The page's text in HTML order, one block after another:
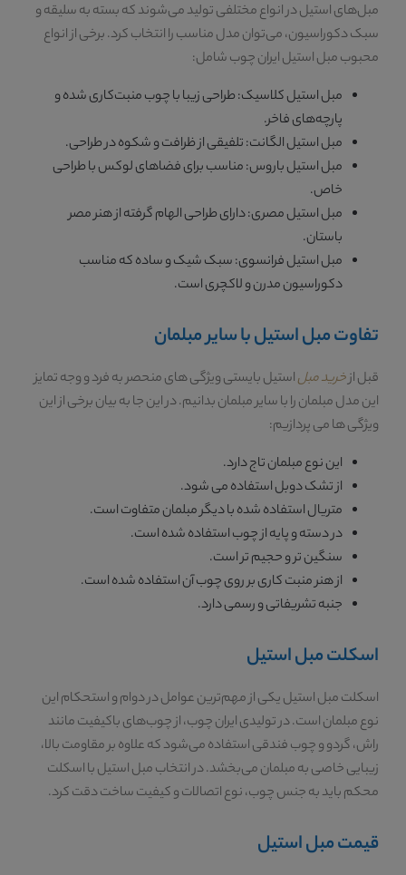
مبل‌های استیل در انواع مختلفی تولید می‌شوند که بسته به سلیقه و
سبک دکوراسیون، می‌توان مدل مناسب را انتخاب کرد. برخی از انواع
محبوب مبل استیل ایران چوب شامل:
مبل استیل کلاسیک: طراحی زیبا با چوب منبت‌کاری شده و
پارچه‌های فاخر.
مبل استیل الگانت: تلفیقی از ظرافت و شکوه در طراحی.
مبل استیل باروس: مناسب برای فضاهای لوکس با طراحی
خاص.
مبل استیل مصری: دارای طراحی الهام گرفته از هنر مصر
باستان.
مبل استیل فرانسوی: سبک شیک و ساده که مناسب
دکوراسیون مدرن و لاکچری است.
تفاوت مبل استیل با سایر مبلمان
قبل ازخرید مبلاستیل بایستی ویژگی های منحصر به فرد و وجه تمایز
این مدل مبلمان را با سایر مبلمان بدانیم. در این جا به بیان برخی از این
ویژگی ها می پردازیم:
این نوع مبلمان تاج دارد.
از تشک دوبل استفاده می شود.
متریال استفاده شده با دیگر مبلمان متفاوت است.
در دسته و پایه از چوب استفاده شده است.
سنگین تر و حجیم تر است.
از هنر منبت کاری بر روی چوب آن استفاده شده است.
جنبه تشریفاتی و رسمی دارد.
اسکلت مبل استیل
اسکلت مبل استیل یکی از مهم‌ترین عوامل در دوام و استحکام این
نوع مبلمان است. در تولیدی ایران چوب، از چوب‌های باکیفیت مانند
راش، گردو و چوب فندقی استفاده می‌شود که علاوه بر مقاومت بالا،
زیبایی خاصی به مبلمان می‌بخشد. در انتخاب مبل استیل با اسکلت
محکم باید به جنس چوب، نوع اتصالات و کیفیت ساخت دقت کرد.
قیمت مبل استیل